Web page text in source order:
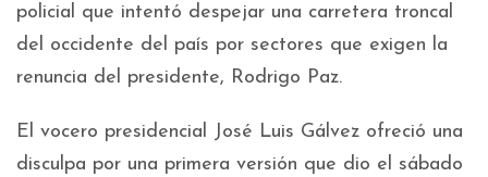
policial que intentó despejar una carretera troncal
del occidente del país por sectores que exigen la
renuncia del presidente, Rodrigo Paz.
El vocero presidencial José Luis Gálvez ofreció una
disculpa por una primera versión que dio el sábado